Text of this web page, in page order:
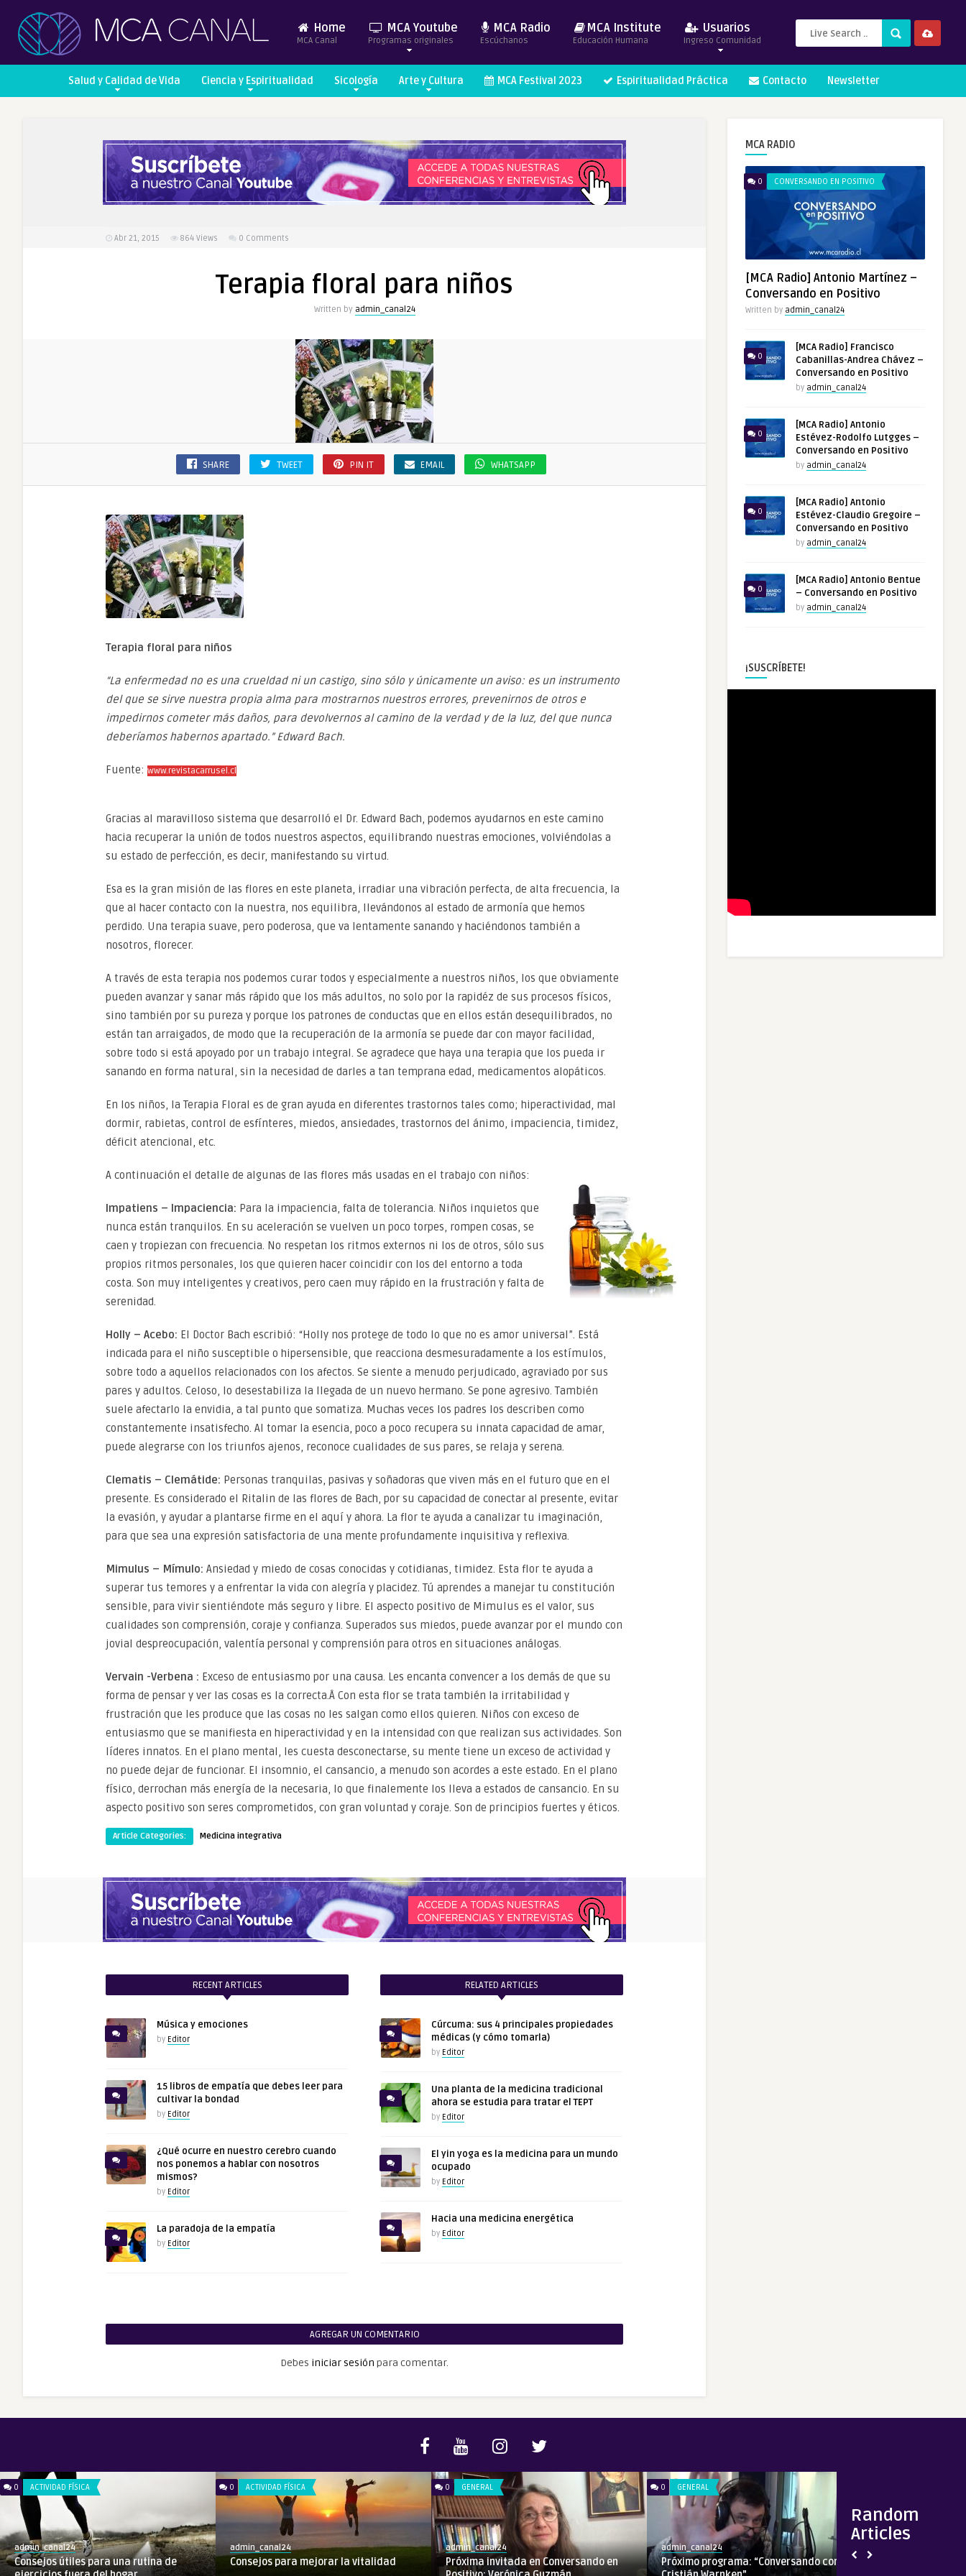
Home
MCA Canal
MCA Youtube
Programas originales
MCA Radio
Escúchanos
MCA Institute
Educación Humana
Usuarios
Ingreso Comunidad
Salud y Calidad de Vida Ciencia y Espiritualidad Sicología Arte y Cultura MCA Festival 2023 Espiritualidad Práctica Contacto Newsletter
Abr 21, 2015 864 Views 0 Comments
Terapia floral para niños
Written by admin_canal24
SHARE TWEET PIN IT EMAIL WHATSAPP
Terapia floral para niños
“La enfermedad no es una crueldad ni un castigo, sino sólo y únicamente un aviso: es un instrumento
del que se sirve nuestra propia alma para mostrarnos nuestros errores, prevenirnos de otros e
impedirnos cometer más daños, para devolvernos al camino de la verdad y de la luz, del que nunca
deberíamos habernos apartado.” Edward Bach.
Fuente: www.revistacarrusel.cl
Gracias al maravilloso sistema que desarrolló el Dr. Edward Bach, podemos ayudarnos en este camino
hacia recuperar la unión de todos nuestros aspectos, equilibrando nuestras emociones, volviéndolas a
su estado de perfección, es decir, manifestando su virtud.
Esa es la gran misión de las flores en este planeta, irradiar una vibración perfecta, de alta frecuencia, la
que al hacer contacto con la nuestra, nos equilibra, llevándonos al estado de armonía que hemos
perdido. Una terapia suave, pero poderosa, que va lentamente sanando y haciéndonos también a
nosotros, florecer.
A través de esta terapia nos podemos curar todos y especialmente a nuestros niños, los que obviamente
pueden avanzar y sanar más rápido que los más adultos, no solo por la rapidéz de sus procesos físicos,
sino también por su pureza y porque los patrones de conductas que en ellos están desequilibrados, no
están tan arraigados, de modo que la recuperación de la armonía se puede dar con mayor facilidad,
sobre todo si está apoyado por un trabajo integral. Se agradece que haya una terapia que los pueda ir
sanando en forma natural, sin la necesidad de darles a tan temprana edad, medicamentos alopáticos.
En los niños, la Terapia Floral es de gran ayuda en diferentes trastornos tales como; hiperactividad, mal
dormir, rabietas, control de esfínteres, miedos, ansiedades, trastornos del ánimo, impaciencia, timidez,
déficit atencional, etc.
A continuación el detalle de algunas de las flores más usadas en el trabajo con niños:
Impatiens – Impaciencia: Para la impaciencia, falta de tolerancia. Niños inquietos que
nunca están tranquilos. En su aceleración se vuelven un poco torpes, rompen cosas, se
caen y tropiezan con frecuencia. No respetan los ritmos externos ni los de otros, sólo sus
propios ritmos personales, los que quieren hacer coincidir con los del entorno a toda
costa. Son muy inteligentes y creativos, pero caen muy rápido en la frustración y falta de
serenidad.
Holly – Acebo: El Doctor Bach escribió: “Holly nos protege de todo lo que no es amor universal”. Está
indicada para el niño susceptible o hipersensible, que reacciona desmesuradamente a los estímulos,
sobre todo a aquellos relacionados con los afectos. Se siente a menudo perjudicado, agraviado por sus
pares y adultos. Celoso, lo desestabiliza la llegada de un nuevo hermano. Se pone agresivo. También
suele afectarlo la envidia, a tal punto que somatiza. Muchas veces los padres los describen como
constantemente insatisfecho. Al tomar la esencia, poco a poco recupera su innata capacidad de amar,
puede alegrarse con los triunfos ajenos, reconoce cualidades de sus pares, se relaja y serena.
Clematis – Clemátide: Personas tranquilas, pasivas y soñadoras que viven más en el futuro que en el
presente. Es considerado el Ritalin de las flores de Bach, por su capacidad de conectar al presente, evitar
la evasión, y ayudar a plantarse firme en el aquí y ahora. La flor te ayuda a canalizar tu imaginación,
para que sea una expresión satisfactoria de una mente profundamente inquisitiva y reflexiva.
Mimulus – Mímulo: Ansiedad y miedo de cosas conocidas y cotidianas, timidez. Esta flor te ayuda a
superar tus temores y a enfrentar la vida con alegría y placidez. Tú aprendes a manejar tu constitución
sensible, para vivir sientiéndote más seguro y libre. El aspecto positivo de Mimulus es el valor, sus
cualidades son comprensión, coraje y confianza. Superados sus miedos, puede avanzar por el mundo con
jovial despreocupación, valentía personal y comprensión para otros en situaciones análogas.
Vervain -Verbena : Exceso de entusiasmo por una causa. Les encanta convencer a los demás de que su
forma de pensar y ver las cosas es la correcta.Â Con esta flor se trata también la irritabilidad y
frustración que les produce que las cosas no les salgan como ellos quieren. Niños con exceso de
entusiasmo que se manifiesta en hiperactividad y en la intensidad con que realizan sus actividades. Son
líderes innatos. En el plano mental, les cuesta desconectarse, su mente tiene un exceso de actividad y
no puede dejar de funcionar. El insomnio, el cansancio, a menudo son acordes a este estado. En el plano
físico, derrochan más energía de la necesaria, lo que finalemente los lleva a estados de cansancio. En su
aspecto positivo son seres comprometidos, con gran voluntad y coraje. Son de principios fuertes y éticos.
Article Categories: Medicina integrativa
RECENT ARTICLES
Música y emociones
by Editor
15 libros de empatía que debes leer para
cultivar la bondad
by Editor
¿Qué ocurre en nuestro cerebro cuando
nos ponemos a hablar con nosotros
mismos?
by Editor
La paradoja de la empatía
by Editor
RELATED ARTICLES
Cúrcuma: sus 4 principales propiedades
médicas (y cómo tomarla)
by Editor
Una planta de la medicina tradicional
ahora se estudia para tratar el TEPT
by Editor
El yin yoga es la medicina para un mundo
ocupado
by Editor
Hacia una medicina energética
by Editor
AGREGAR UN COMENTARIO
Debes iniciar sesión para comentar.
MCA RADIO
0 CONVERSANDO EN POSITIVO
[MCA Radio] Antonio Martínez –
Conversando en Positivo
Written by admin_canal24
0
[MCA Radio] Francisco
Cabanillas-Andrea Chávez –
Conversando en Positivo
by admin_canal24
0
[MCA Radio] Antonio
Estévez-Rodolfo Lutgges –
Conversando en Positivo
by admin_canal24
0
[MCA Radio] Antonio
Estévez-Claudio Gregoire –
Conversando en Positivo
by admin_canal24
0
[MCA Radio] Antonio Bentue
– Conversando en Positivo
by admin_canal24
¡SUSCRÍBETE!
Random
Articles
0 ACTIVIDAD FÍSICA
admin_canal24
Consejos útiles para una rutina de
0 ACTIVIDAD FÍSICA
admin_canal24
Consejos para mejorar la vitalidad
0 GENERAL
admin_canal24
Próxima invitada en Conversando en
0 GENERAL
admin_canal24
Próximo programa: “Conversando con